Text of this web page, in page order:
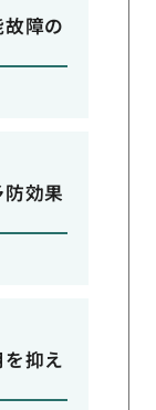
障の
効果
抑え